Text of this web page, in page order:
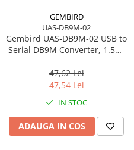
Unități optice
Blu-Ray, CD/DVD & Floppy Drives
GEMBIRD
UAS-DB9M-02
Gembird UAS‑DB9M‑02 USB to
Serial DB9M Converter, 1.5m,
47,62 Lei
47,54 Lei
IN STOC
ADAUGA IN COS